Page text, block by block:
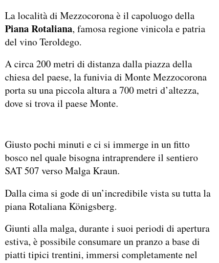
La località di Mezzocorona è il capoluogo della
Piana Rotaliana, famosa regione vinicola e patria
del vino Teroldego.
A circa 200 metri di distanza dalla piazza della
chiesa del paese, la funivia di Monte Mezzocorona
porta su una piccola altura a 700 metri d’altezza,
dove si trova il paese Monte.
Giusto pochi minuti e ci si immerge in un fitto
bosco nel quale bisogna intraprendere il sentiero
SAT 507 verso Malga Kraun.
Dalla cima si gode di un’incredibile vista su tutta la
piana Rotaliana Königsberg.
Giunti alla malga, durante i suoi periodi di apertura
estiva, è possibile consumare un pranzo a base di
piatti tipici trentini, immersi completamente nel